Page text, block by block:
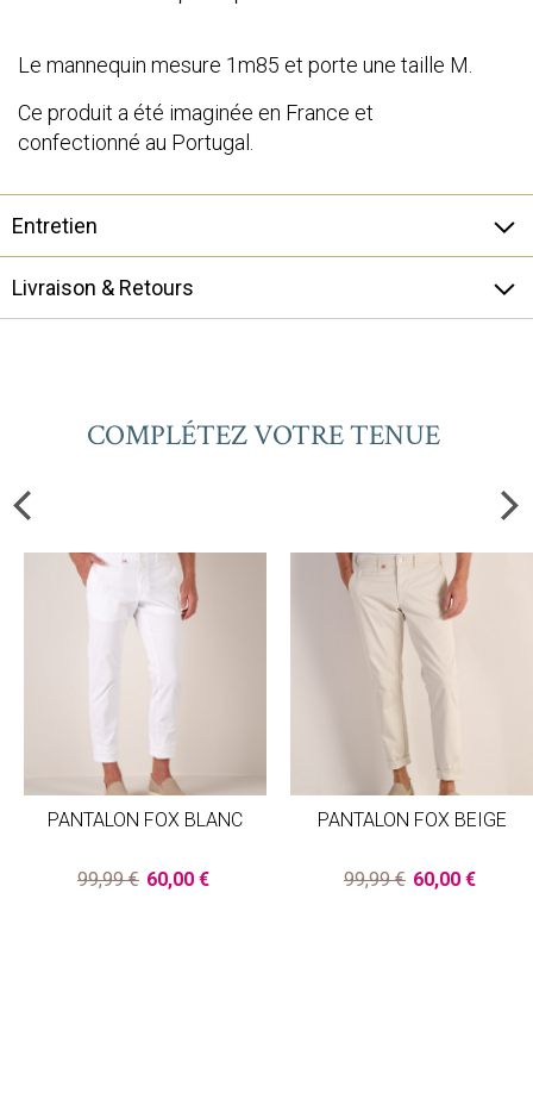
Le mannequin mesure 1m85 et porte une taille M.
Ce produit a été imaginée en France et
confectionné au Portugal.
Entretien
Livraison & Retours
COMPLÉTEZ VOTRE TENUE
PANTALON FOX BLANC
99,99 € 60,00 €
PANTALON FOX BEIGE
99,99 € 60,00 €